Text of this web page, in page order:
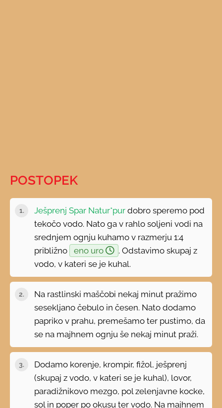
POSTOPEK
Ješprenj Spar Natur*pur dobro speremo pod
tekočo vodo. Nato ga v rahlo soljeni vodi na
srednjem ognju kuhamo v razmerju 1:4
približno
eno uro
. Odstavimo skupaj z
vodo, v kateri se je kuhal.
Na rastlinski maščobi nekaj minut pražimo
sesekljano čebulo in česen. Nato dodamo
papriko v prahu, premešamo ter pustimo, da
se na majhnem ognju še nekaj minut praži.
Dodamo korenje, krompir, fižol, ješprenj
(skupaj z vodo, v kateri se je kuhal), lovor,
paradižnikovo mezgo, pol zelenjavne kocke,
sol in poper po okusu ter vodo. Na majhnem